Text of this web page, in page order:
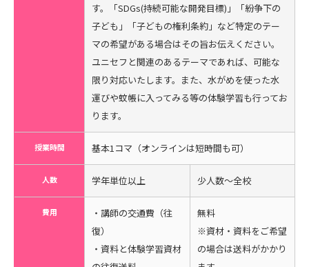
す。「SDGs(持続可能な開発目標)」「紛争下の
子ども」「子どもの権利条約」など特定のテー
マの希望がある場合はその旨お伝えください。
ユニセフと関連のあるテーマであれば、可能な
限り対応いたします。また、水がめを使った水
運びや蚊帳に入ってみる等の体験学習も行ってお
ります。
授業時間 基本1コマ（オンラインは短時間も可）
人数 学年単位以上 少人数～全校
費用
・講師の交通費（往
復）
・資料と体験学習資材
無料
※資材・資料をご希望
の場合は送料がかかり